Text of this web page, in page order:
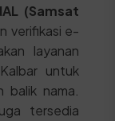
(Samsat
verifikasi e-
layanan
untuk
nama.
tersedia